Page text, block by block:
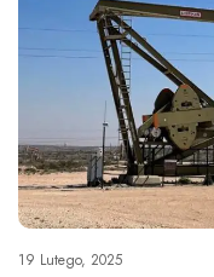
19 Lutego, 2025